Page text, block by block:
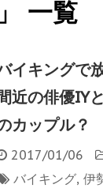
一覧
イキングで
近の俳優IY
カップル？
2017/01/06
バイキング, 伊